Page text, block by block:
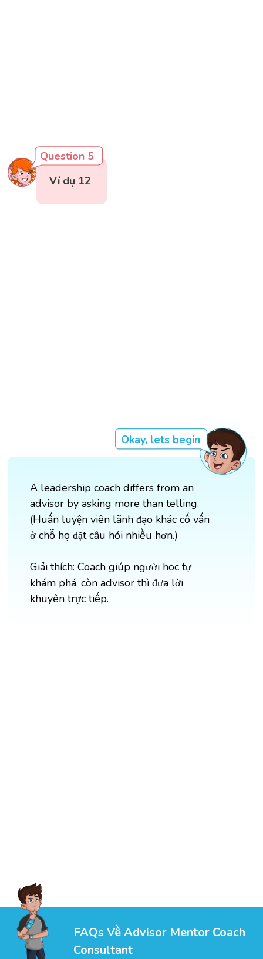
Question 5
Ví dụ 12
Okay, lets begin
A leadership coach differs from an
advisor by asking more than telling.
(Huấn luyện viên lãnh đạo khác cố vấn
ở chỗ họ đặt câu hỏi nhiều hơn.)
Giải thích: Coach giúp người học tự
khám phá, còn advisor thì đưa lời
khuyên trực tiếp.
FAQs Về Advisor Mentor Coach
Consultant